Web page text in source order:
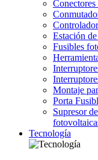
Estación
Fusibles
Montaje
Porta
Supresor
Tecnología